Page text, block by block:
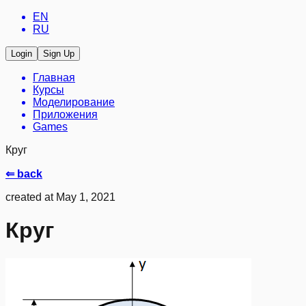
EN
RU
Login Sign Up
Главная
Курсы
Моделирование
Приложения
Games
Круг
⇐ back
created at May 1, 2021
Круг